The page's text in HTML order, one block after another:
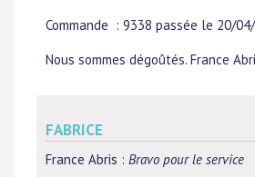
Commande : 9338 passée le 20/
Nous sommes dégoûtés. France
FABRICE
France Abris : Bravo pour le service